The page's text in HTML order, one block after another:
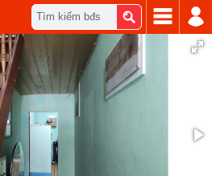
Tìm kiếm bđs